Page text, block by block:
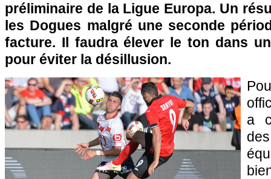
préliminaire de la Ligue Europa. Un
les Dogues malgré une seconde
facture. Il faudra élever le ton dans
pour éviter la désillusion.
a